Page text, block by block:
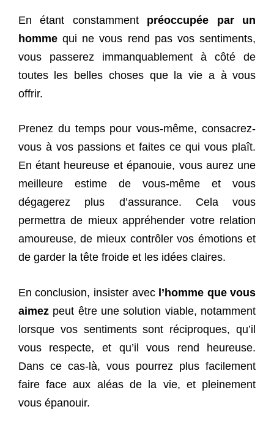
En étant constamment préoccupée par un
hommequi ne vous rend pas vos sentiments,
vous passerez immanquablement à côté de
toutes les belles choses que la vie a à vous
offrir.
Prenez du temps pour vous-même, consacrez-
vous à vos passions et faites ce qui vous plaît.
En étant heureuse et épanouie, vous aurez une
meilleure estime de vous-même et vous
dégagerez plus d’assurance. Cela vous
permettra de mieux appréhender votre relation
amoureuse, de mieux contrôler vos émotions et
de garder la tête froide et les idées claires.
En conclusion, insister avec l’homme que vous
aimezpeut être une solution viable, notamment
lorsque vos sentiments sont réciproques, qu’il
vous respecte, et qu’il vous rend heureuse.
Dans ce cas-là, vous pourrez plus facilement
faire face aux aléas de la vie, et pleinement
vous épanouir.